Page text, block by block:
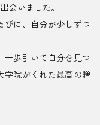
会いました。
びに、自分が少しずつ
一歩引いて自分を見つ
学院がくれた最高の贈